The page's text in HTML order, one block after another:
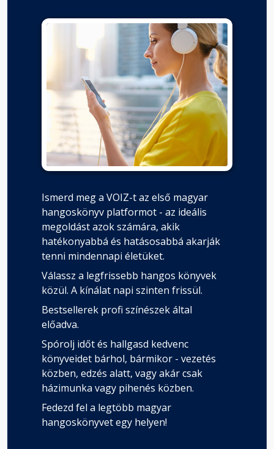
Ismerd meg a VOIZ-t az első magyar
hangoskönyv platformot - az ideális
megoldást azok számára, akik
hatékonyabbá és hatásosabbá akarják
tenni mindennapi életüket.
Válassz a legfrissebb hangos könyvek
közül. A kínálat napi szinten frissül.
Bestsellerek profi színészek által
előadva.
Spórolj időt és hallgasd kedvenc
könyveidet bárhol, bármikor - vezetés
közben, edzés alatt, vagy akár csak
házimunka vagy pihenés közben.
Fedezd fel a legtöbb magyar
hangoskönyvet egy helyen!